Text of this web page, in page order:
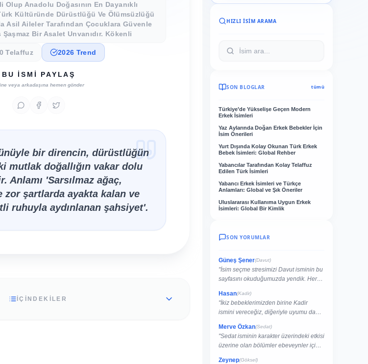
Olup Anadolu Doğasının En Dayanıklı
Kültüründe Dürüstlüğü Ve Ölümsüzlüğü
Asil Aileler Tarafından Çocuklara Güvenle
Şaşmaz Bir Asalet Unvanıdır. Kökenli
Telaffuz 2026 Trend
BU İSMI PAYLAŞ
veya arkadaşına hemen gönder
bir direncin, dürüstlüğün
mutlak doğallığın vakar dolu
Anlamı 'Sarsılmaz ağaç,
zor şartlarda ayakta kalan ve
ruhuyla aydınlanan şahsiyet'.
İÇİNDEKİLER
HIZLI İSIM ARAMA
SON BLOGLAR tümü
Türkiye’de Yükselişe Geçen Modern
Erkek İsimleri
Yaz Aylarında Doğan Erkek Bebekler İçin
İsim Önerileri
Yurt Dışında Kolay Okunan Türk Erkek
Bebek İsimleri: Global Rehber
Yabancılar Tarafından Kolay Telaffuz
Edilen Türk İsimleri
Yabancı Erkek İsimleri ve Türkçe
Anlamları: Global ve Şık Öneriler
Uluslararası Kullanıma Uygun Erkek
İsimleri: Global Bir Kimlik
SON YORUMLAR
Güneş Şener(Davut)
"İsim seçme stresimizi Davut isminin bu
sayfasını okuduğumuzda yendik. Her
Hasan(Kadir)
"İkiz bebeklerimizden birine Kadir
ismini vereceğiz, diğeriyle uyumu da
Merve Özkan(Sedat)
"Sedat isminin karakter üzerindeki etkisi
üzerine olan bölümler ebeveynler için
Zeynep(Göksel)